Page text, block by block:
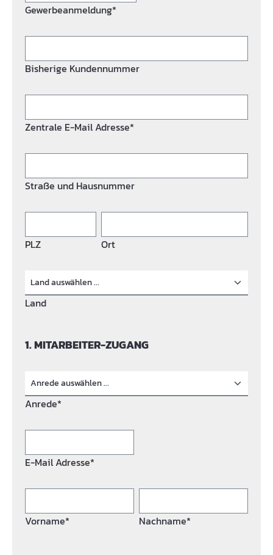
Gewerbeanmeldung*
Bisherige Kundennummer
Zentrale E-Mail Adresse*
Straße und Hausnummer
PLZ Ort
Land
1. MITARBEITER-ZUGANG
Anrede*
E-Mail Adresse*
Vorname* Nachname*